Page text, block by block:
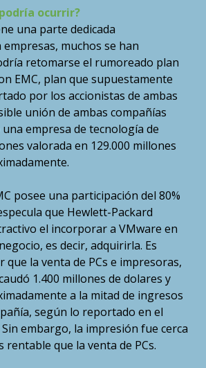
podría ocurrir?
una parte dedicada
muchos se han
retomarse el rumoreado plan
EMC, plan que supuestamente
por los accionistas de ambas
unión de ambas compañías
empresa de tecnología de
valorada en 129.000 millones
posee una participación del 80%
que Hewlett-Packard
el incorporar a VMware en
es decir, adquirirla. Es
la venta de PCs e impresoras,
1.400 millones de dolares y
a la mitad de ingresos
según lo reportado en el
embargo, la impresión fue cerca
rentable que la venta de PCs.